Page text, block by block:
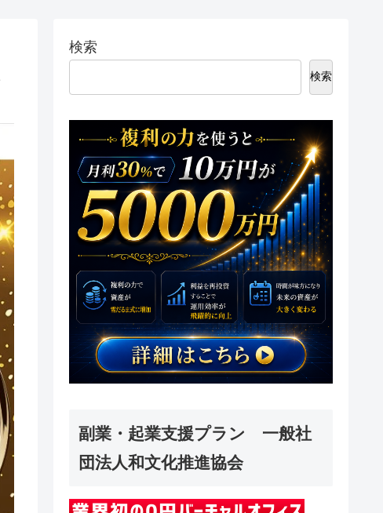
検索
検索
副業・起業支援プラン 一般社
団法人和文化推進協会